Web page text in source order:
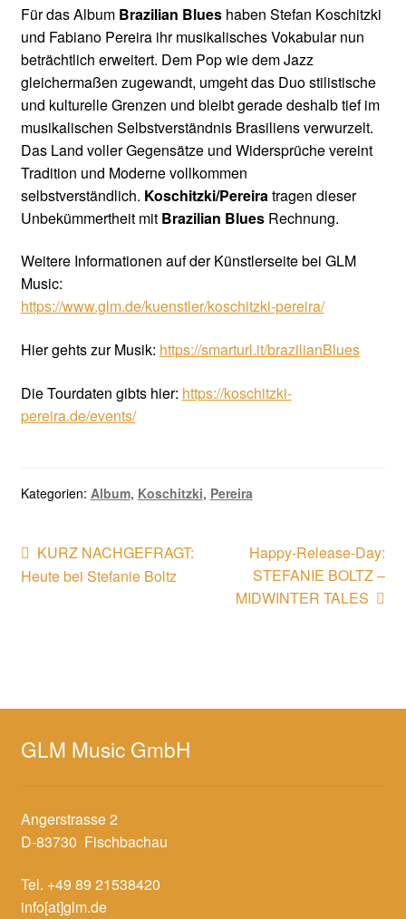
Für das Album Brazilian Blues haben Stefan Koschitzki
und Fabiano Pereira ihr musikalisches Vokabular nun
beträchtlich erweitert. Dem Pop wie dem Jazz
gleichermaßen zugewandt, umgeht das Duo stilistische
und kulturelle Grenzen und bleibt gerade deshalb tief im
musikalischen Selbstverständnis Brasiliens verwurzelt.
Das Land voller Gegensätze und Widersprüche vereint
Tradition und Moderne vollkommen
selbstverständlich. Koschitzki/Pereiratragen dieser
Unbekümmertheit mit Brazilian Blues Rechnung.
Weitere Informationen auf der Künstlerseite bei GLM
Music:
https://www.glm.de/kuenstler/koschitzki-pereira/
Hier gehts zur Musik: https://smarturl.it/brazilianBlues
Die Tourdaten gibts hier: https://koschitzki-
pereira.de/events/
Kategorien: Album, Koschitzki, Pereira
Beitragsnavigation
Vorheriger
Beitrag:
KURZ NACHGEFRAGT:
Heute bei Stefanie Boltz
Nächster
Beitrag:
Happy-Release-Day:
STEFANIE BOLTZ –
MIDWINTER TALES
GLM Music GmbH
Angerstrasse 2
D-83730 Fischbachau
Tel. +49 89 21538420
info[at]glm.de